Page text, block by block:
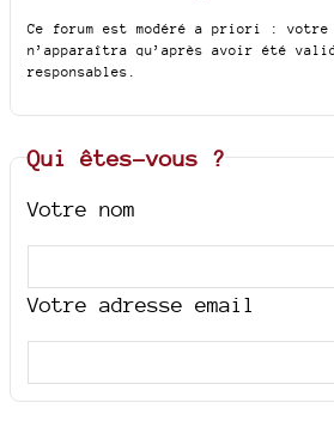
Ce forum est modéré a priori :
n’apparaîtra qu’après avoir été
responsables.
Qui êtes-vous ?
Votre nom
Votre adresse email